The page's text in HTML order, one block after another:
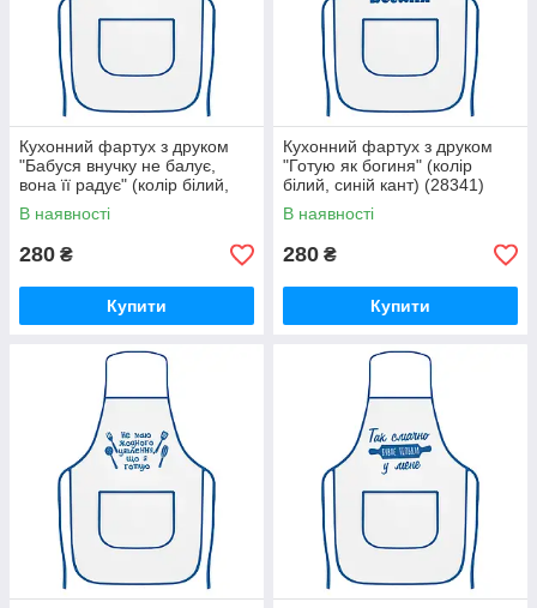
Кухонний фартух з друком
"Бабуся внучку не балує,
вона її радує" (колір білий,
синій кант) (28268)
В наявності
280 ₴
Купити
Кухонний фартух з друком
"Готую як богиня" (колір
білий, синій кант) (28341)
В наявності
280 ₴
Купити